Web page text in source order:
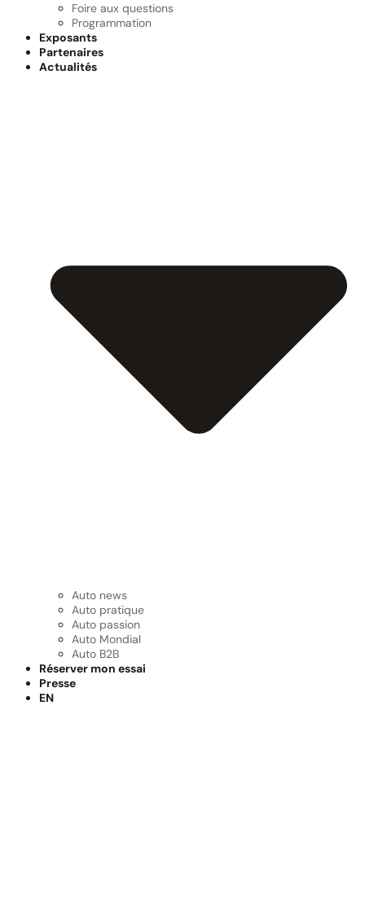
Foire aux questions
Programmation
Exposants
Partenaires
Actualités
Auto news
Auto pratique
Auto passion
Auto Mondial
Auto B2B
Réserver mon essai
Presse
EN